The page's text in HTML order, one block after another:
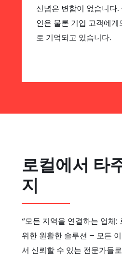
신념은 변함이 없습니다.
인은 물론 기업 고객에게
로 기억되고 있습니다.
로컬에서 타
지
“모든 지역을 연결하는 업체:
위한 원활한 솔루션 – 모든
서 신뢰할 수 있는 전문가들